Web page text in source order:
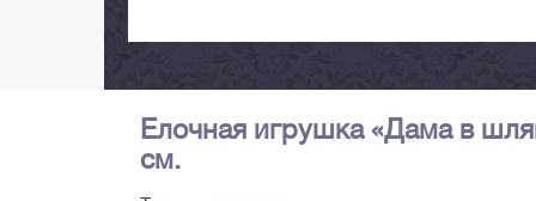
Елочная игрушка «Дама в
см.